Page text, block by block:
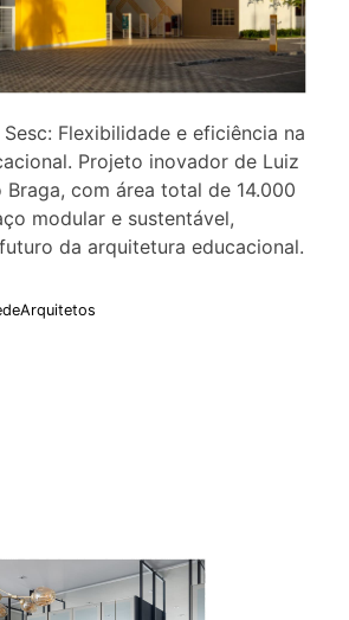
Flexibilidade e eficiência na
Projeto inovador de Luiz
Braga, com área total de 14.000
modular e sustentável,
da arquitetura educacional.